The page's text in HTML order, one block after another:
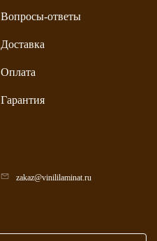
Вопросы-ответы
Доставка
Оплата
Гарантия
zakaz@vinililaminat.ru